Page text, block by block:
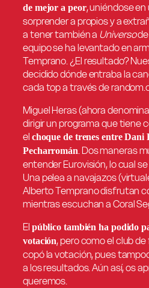
de mejor a peor, uniéndose
sorprender a propios y a
a tener también a Universode
equipo se ha levantado en
Temprano. ¿El resultado?
decidido dónde entraba la
cada top a través de
Miguel Heras (ahora
dirigir un programa que tiene
el choque de trenes entre Dani
Pecharromán . Dos maneras
entender Eurovisión, lo cual
Una pelea a navajazos
Alberto Temprano disfrutan
mientras escuchan a Coral
El público también ha podido
votación, pero como el club
copó la votación, pues
a los resultados. Aún así, os
queremos.